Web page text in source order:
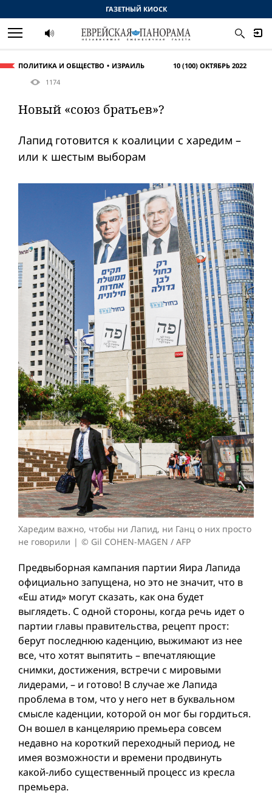
ПОЛИТИКА И ОБЩЕСТВО ИЗРАИЛЬ
10 (100) ОКТЯБРЬ 2022
1174
Новый «союз братьев»?
Лапид готовится к коалиции с харедим –
или к шестым выборам
Харедим важно, чтобы ни Лапид, ни Ганц о них просто
не говорили
© Gil COHEN-MAGEN / AFP
Предвыборная кампания партии Яира Лапида
официально запущена, но это не значит, что в
«Еш атид» могут сказать, как она будет
выглядеть. С одной стороны, когда речь идет о
партии главы правительства, рецепт прост:
берут последнюю каденцию, выжимают из нее
все, что хотят выпятить – впечатляющие
снимки, достижения, встречи с мировыми
лидерами, – и готово! В случае же Лапида
проблема в том, что у него нет в буквальном
смысле каденции, которой он мог бы гордиться.
Он вошел в канцелярию премьера совсем
недавно на короткий переходный период, не
имея возможности и времени продвинуть
какой-либо существенный процесс из кресла
премьера.
ГАЗЕТНЫЙ КИОСК